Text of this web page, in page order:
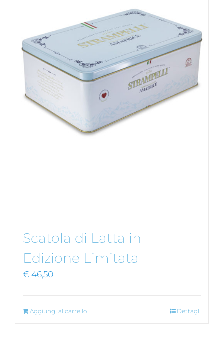
Scatola di Latta in
Edizione Limitata
€ 46,50
Aggiungi al carrello Dettagli